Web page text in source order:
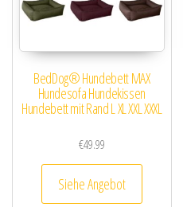
BedDog® Hundebett MAX
Hundesofa Hundekissen
Hundebett mit Rand L XL XXL XXXL
€49.99
Siehe Angebot